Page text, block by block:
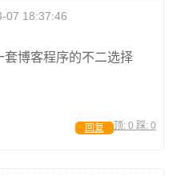
07 18:37:46
博客程序的不二选择
顶: 0 踩: 0
回复